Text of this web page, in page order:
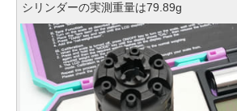
シリンダーの実測重量は79.89g